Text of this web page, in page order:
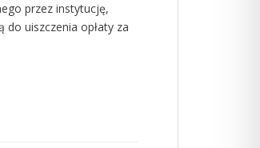
przez instytucję,
uiszczenia opłaty za